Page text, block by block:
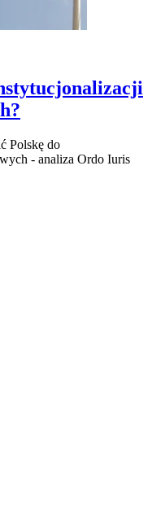
Polskę do
- analiza Ordo Iuris